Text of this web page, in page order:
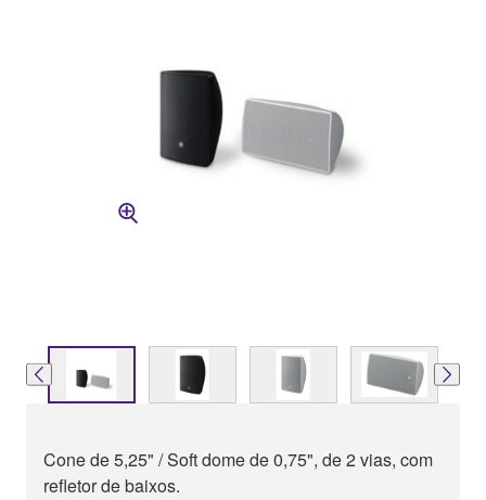
Cone de 5,25" / Soft dome de 0,75", de 2 vias, com
refletor de baixos.